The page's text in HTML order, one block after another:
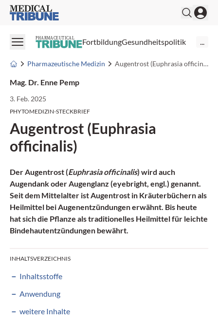
Medical Tribune
PHARMACEUTICAL FortbildungGesundheitspolitik ...
Pharmazeutische Medizin Augentrost (Euphrasia officinalis)
Mag. Dr. Enne Pemp
3. Feb. 2025
PHYTOMEDIZIN-STECKBRIEF
Augentrost (Euphrasia
officinalis)
Der Augentrost (Euphrasia officinalis) wird auch
Augendank oder Augenglanz (eyebright, engl.) genannt.
Seit dem Mittelalter ist Augentrost in Kräuterbüchern als
Heilmittel bei Augenentzündungen erwähnt. Bis heute
hat sich die Pflanze als traditionelles Heilmittel für leichte
Bindehautentzündungen bewährt.
INHALTSVERZEICHNIS
Inhaltsstoffe
Anwendung
weitere Inhalte